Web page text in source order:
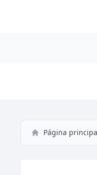
Página